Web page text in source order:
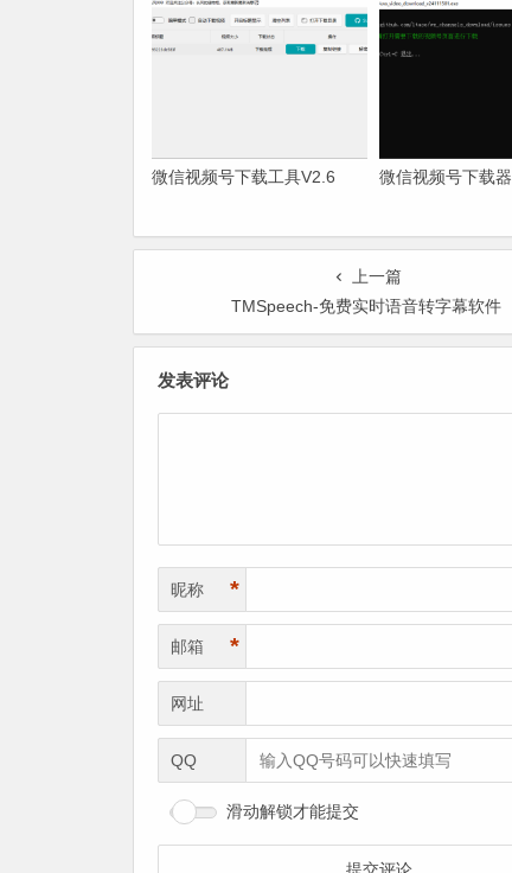
微信视频号下载工具V2.6 微信视频号下载器
上一篇
TMSpeech-免费实时语音转字幕软件
发表评论
昵称 *
邮箱 *
网址
QQ
滑动解锁才能提交